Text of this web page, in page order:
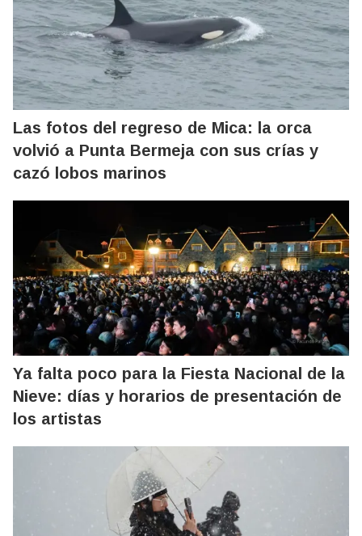
Las fotos del regreso de Mica: la orca
volvió a Punta Bermeja con sus crías y
cazó lobos marinos
Ya falta poco para la Fiesta Nacional de la
Nieve: días y horarios de presentación de
los artistas